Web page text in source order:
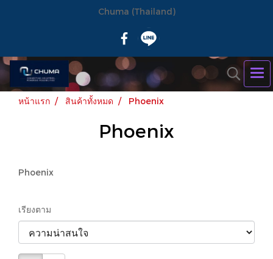
Chuma (Thailand)
หน้าแรก สินค้าทั้งหมด Phoenix
Phoenix
Phoenix
เรียงตาม